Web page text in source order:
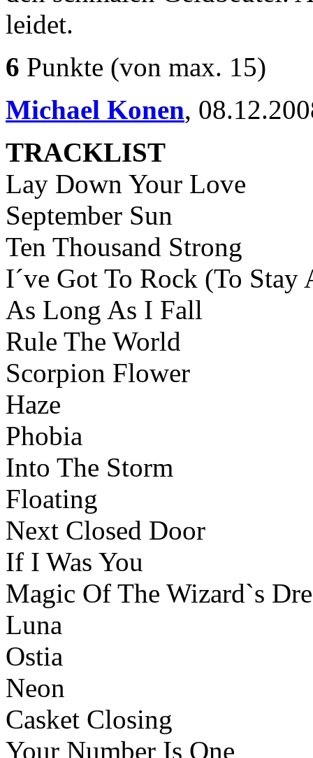
leidet.
6 Punkte (von max. 15)
Michael Konen,
TRACKLIST
Lay Down Your Love
September Sun
Ten Thousand Strong
I´ve Got To Rock (To Stay
As Long As I Fall
Rule The World
Scorpion Flower
Haze
Phobia
Into The Storm
Floating
Next Closed Door
If I Was You
Magic Of The Wizard`s
Luna
Ostia
Neon
Casket Closing
Your Number Is One